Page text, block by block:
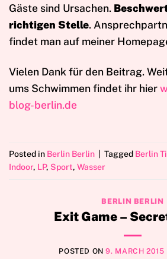
Gäste sind Ursachen.
richtigen Stelle.
findet man auf meiner
Vielen Dank für den Beitrag.
ums Schwimmen findet ihr hier
blog-berlin.de
Posted in Berlin Berlin Tagged Berlin
Indoor, LP, Sport, Wasser
BERLIN BERLIN
Exit Game –
POSTED ON9. MARCH 2015